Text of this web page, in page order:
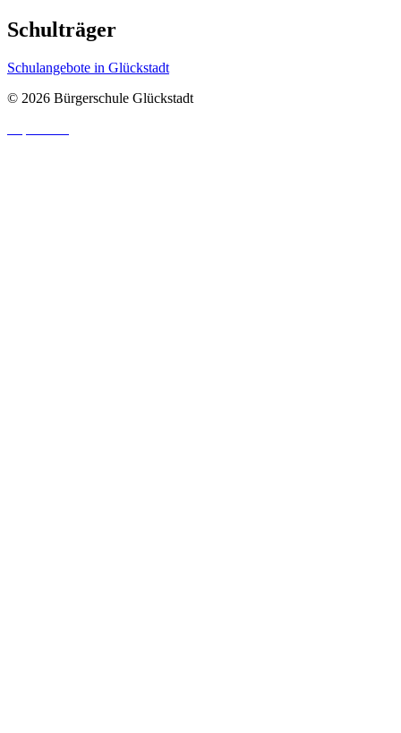
Schulträger
Schulangebote in Glückstadt
© 2026 Bürgerschule Glückstadt